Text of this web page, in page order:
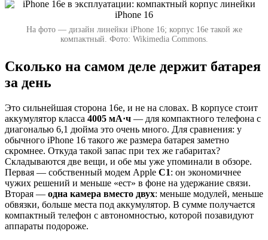
На фото — дизайн линейки iPhone 16; корпус 16e такой же
компактный. Фото: Wikimedia Commons.
Сколько на самом деле держит батарея
за день
Это сильнейшая сторона 16e, и не на словах. В корпусе стоит
аккумулятор класса 4005 мА·ч — для компактного телефона с
диагональю 6,1 дюйма это очень много. Для сравнения: у
обычного iPhone 16 такого же размера батарея заметно
скромнее. Откуда такой запас при тех же габаритах?
Складываются две вещи, и обе мы уже упоминали в обзоре.
Первая — собственный модем Apple C1: он экономичнее
чужих решений и меньше «ест» в фоне на удержание связи.
Вторая — одна камера вместо двух: меньше модулей, меньше
обвязки, больше места под аккумулятор. В сумме получается
компактный телефон с автономностью, которой позавидуют
аппараты подороже.